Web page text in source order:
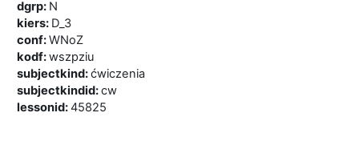
dgrp: N
kiers: D_3
conf:WNoZ
kodf:wszpziu
subjectkind:ćwiczenia
subjectkindid:cw
lessonid:45825